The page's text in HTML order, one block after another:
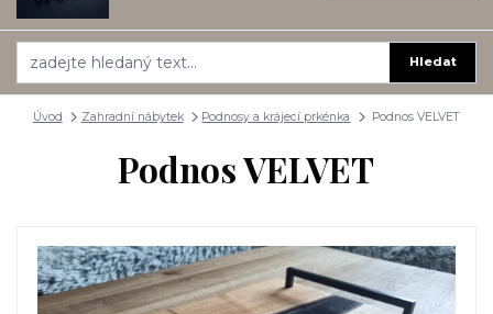
Hledat
Úvod Zahradní nábytek Podnosy a krájecí prkénka Podnos VELVET
Podnos VELVET